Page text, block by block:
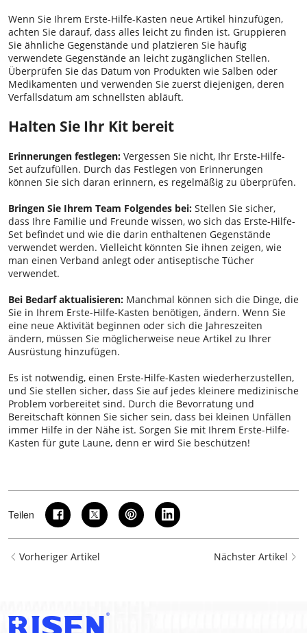
Wenn Sie Ihrem Erste-Hilfe-Kasten neue Artikel hinzufügen,
achten Sie darauf, dass alles leicht zu finden ist. Gruppieren
Sie ähnliche Gegenstände und platzieren Sie häufig
verwendete Gegenstände an leicht zugänglichen Stellen.
Überprüfen Sie das Datum von Produkten wie Salben oder
Medikamenten und verwenden Sie zuerst diejenigen, deren
Verfallsdatum am schnellsten abläuft.
Halten Sie Ihr Kit bereit
Erinnerungen festlegen: Vergessen Sie nicht, Ihr Erste-Hilfe-
Set aufzufüllen. Durch das Festlegen von Erinnerungen
können Sie sich daran erinnern, es regelmäßig zu überprüfen.
Bringen Sie Ihrem Team Folgendes bei: Stellen Sie sicher,
dass Ihre Familie und Freunde wissen, wo sich das Erste-Hilfe-
Set befindet und wie die darin enthaltenen Gegenstände
verwendet werden. Vielleicht könnten Sie ihnen zeigen, wie
man einen Verband anlegt oder antiseptische Tücher
verwendet.
Bei Bedarf aktualisieren: Manchmal können sich die Dinge, die
Sie in Ihrem Erste-Hilfe-Kasten benötigen, ändern. Wenn Sie
eine neue Aktivität beginnen oder sich die Jahreszeiten
ändern, müssen Sie möglicherweise neue Artikel zu Ihrer
Ausrüstung hinzufügen.
Es ist notwendig, einen Erste-Hilfe-Kasten wiederherzustellen,
und Sie stellen sicher, dass Sie auf jedes kleinere medizinische
Problem vorbereitet sind. Durch die Bevorratung und
Bereitschaft können Sie sicher sein, dass bei kleinen Unfällen
immer Hilfe in der Nähe ist. Sorgen Sie mit Ihrem Erste-Hilfe-
Kasten für gute Laune, denn er wird Sie beschützen!
Teilen
Vorheriger Artikel Nächster Artikel